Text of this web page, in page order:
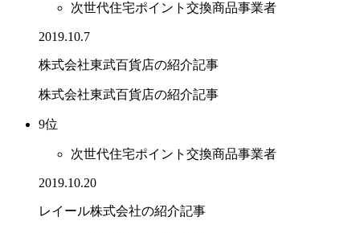
次世代住宅ポイント交換商品事業者
2019.10.7
株式会社東武百貨店の紹介記事
株式会社東武百貨店の紹介記事
9位
次世代住宅ポイント交換商品事業者
2019.10.20
レイール株式会社の紹介記事